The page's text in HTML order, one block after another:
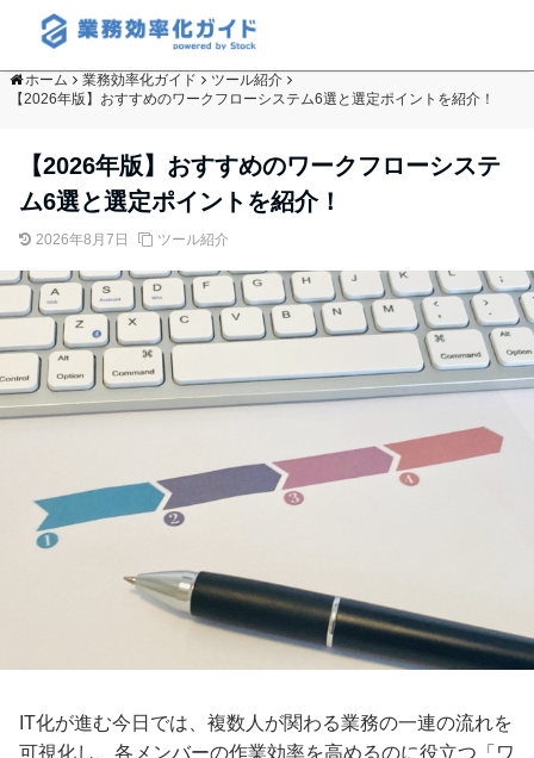
ホーム 業務効率化ガイド
ツール紹介
【2026年版】おすすめのワークフローシステム6選と選定ポイントを紹介！
【2026年版】おすすめのワークフローシステ
ム6選と選定ポイントを紹介！
2026年8月7日 ツール紹介
IT化が進む今日では、複数人が関わる業務の一連の流れを
可視化し、各メンバーの作業効率を高めるのに役立つ「ワ